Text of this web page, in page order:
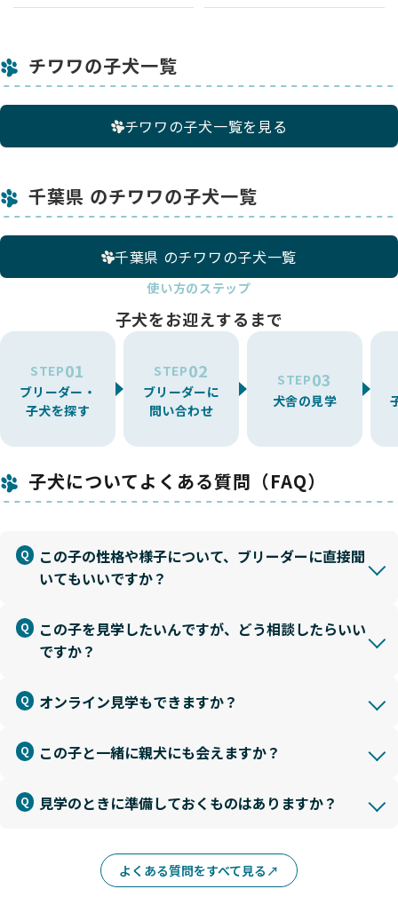
チワワの子犬一覧
チワワの子犬一覧を見る
千葉県 のチワワの子犬一覧
千葉県 のチワワの子犬一覧
使い方のステップ
子犬をお迎えするまで
STEP01
ブリーダー・
子犬を探す
STEP02
ブリーダーに
問い合わせ
STEP03
犬舎の見学
子犬についてよくある質問（FAQ）
この子の性格や様子について、ブリーダーに直接聞
いてもいいですか？
この子を見学したいんですが、どう相談したらいい
ですか？
オンライン見学もできますか？
この子と一緒に親犬にも会えますか？
見学のときに準備しておくものはありますか？
よくある質問をすべて見る